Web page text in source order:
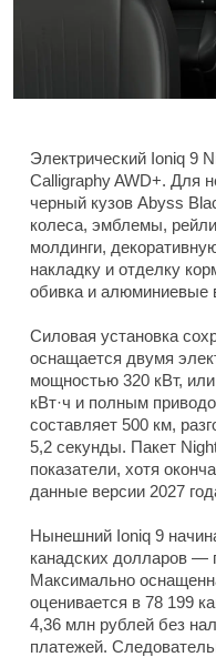
Электрический Ioniq 9
Calligraphy AWD+. Для
черный кузов Abyss
колеса, эмблемы,
молдинги,
накладку и отделку
обивка и алюминиевые
Силовая установка
оснащается двумя
мощностью 320 кВт,
кВт·ч и полным
составляет 500 км,
5,2 секунды. Пакет
показатели, хотя
данные версии 2027
Нынешний Ioniq 9
канадских долларов —
Максимально
оценивается в 78 199
4,36 млн рублей без
платежей.